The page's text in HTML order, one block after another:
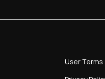
User Terms